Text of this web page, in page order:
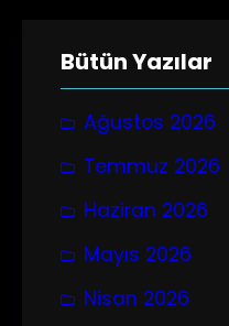
Bütün Yazılar
Ağustos 2026
Temmuz 2026
Haziran 2026
Mayıs 2026
Nisan 2026